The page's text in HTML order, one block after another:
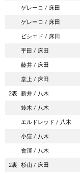
ゲレーロ
床田
ゲレーロ
床田
ビシエド
床田
平田
床田
藤井
床田
堂上
床田
2表 新井 八木
鈴木
八木
エルドレッド
八木
小窪
八木
會澤
八木
2裏 杉山 床田